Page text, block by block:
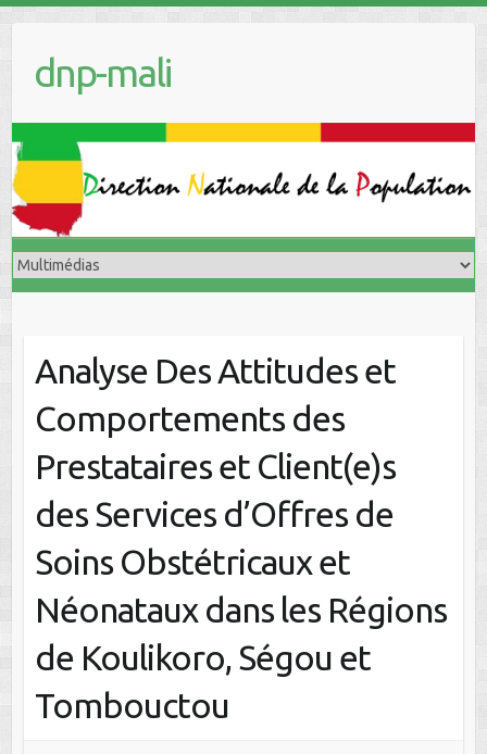
dnp-mali
Analyse Des Attitudes et
Comportements des
Prestataires et Client(e)s
des Services d’Offres de
Soins Obstétricaux et
Néonataux dans les Régions
de Koulikoro, Ségou et
Tombouctou